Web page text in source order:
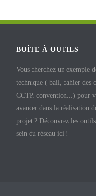
BOÎTE À OUTILS
Vous cherchez un exemple
technique ( bail, cahier des
CCTP, convention...) pour
avancer dans la réalisation
projet ? Découvrez les outils
sein du réseau ici !